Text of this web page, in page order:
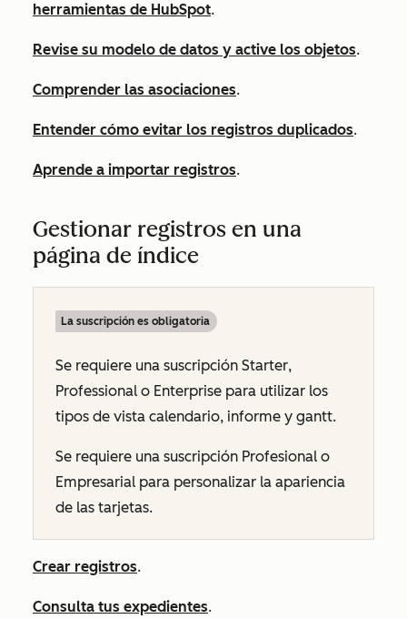
herramientas de HubSpot.
Revise su modelo de datos y active los objetos.
Comprender las asociaciones.
Entender cómo evitar los registros duplicados.
Aprende a importar registros.
Gestionar registros en una
página de índice
La suscripción es obligatoria
Se requiere una suscripción Starter,
Professional o Enterprise para utilizar los
tipos de vista calendario, informe y gantt.
Se requiere una suscripción Profesional o
Empresarial para personalizar la apariencia
de las tarjetas.
Crear registros.
Consulta tus expedientes.